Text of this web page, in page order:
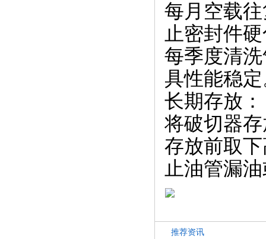
每月空载
止密封件
每季度清
具性能稳
长期存放：
将破切器
存放前取
止油管漏
推荐资讯